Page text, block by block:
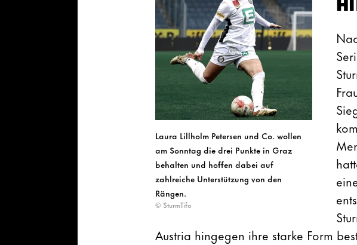
Laura Lillholm Petersen und Co. wollen
am Sonntag die drei Punkte in Graz
behalten und hoffen dabei auf
zahlreiche Unterstützung von den
Rängen.
© SturmTifo
Austria hingegen ihre starke Form